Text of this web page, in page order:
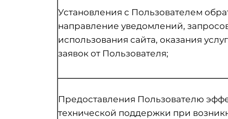
Установления с Пользователем
направление уведомлений,
использования сайта, оказания
заявок от Пользователя;
Предоставления Пользователю
технической поддержки при